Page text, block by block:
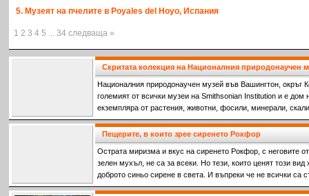
5. Музеят на пчелите в Poyales del Hoyo, Испания
1 2 3 4 5 ... 34 следваща »
Скритата колекция на Националния природонаучен
Националния природонаучен музей във Вашингтон,
големият от всички музеи на Smithsonian Institution и е дом
екземпляра от растения, животни, фосили, минерали,
представляват над 90 % от колекциите на институцията.
Пещерите, в които зрее сиренето Рокфор
Острата миризма и вкус на сиренето Рокфор, с неговите
зелен мухъл, не са за всеки. Но тези, които ценят този вид
доброто синьо сирене в света. И въпреки че не всички са
официално е известен като 'краля на сирената.'